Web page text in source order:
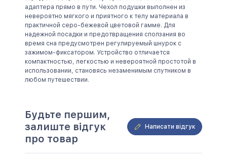
адаптера прямо в пути. Чехол подушки выполнен из
невероятно мягкого и приятного к телу материала в
практичной серо-бежевой цветовой гамме. Для
надежной посадки и предотвращения сползания во
время сна предусмотрен регулируемый шнурок с
зажимом-фиксатором. Устройство отличается
компактностью, легкостью и невероятной простотой в
использовании, становясь незаменимым спутником в
любом путешествии.
Будьте першим,
залиште відгук
про товар
Написати відгук